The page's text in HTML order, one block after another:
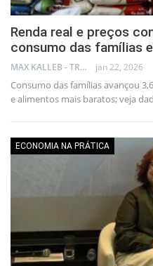
Renda real e preços
consumo das famílias
MAX KALLEB - TRADER jan 22, 2026
Consumo das famílias avançou
e alimentos mais baratos; veja
ECONOMIA NA PRÁTICA